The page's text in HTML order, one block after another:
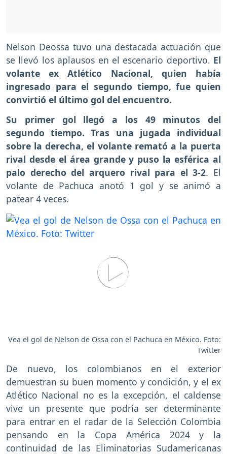
Nelson Deossa tuvo una destacada actuación que
se llevó los aplausos en el escenario deportivo. El
volante ex Atlético Nacional, quien había
ingresado para el segundo tiempo, fue quien
convirtió el último gol del encuentro.
Su primer gol llegó a los 49 minutos del
segundo tiempo. Tras una jugada individual
sobre la derecha, el volante remató a la puerta
rival desde el área grande y puso la esférica al
palo derecho del arquero rival para el 3-2. El
volante de Pachuca anotó 1 gol y se animó a
patear 4 veces.
Vea el gol de Nelson de Ossa con el Pachuca en México. Foto:
Twitter
De nuevo, los colombianos en el exterior
demuestran su buen momento y condición, y el ex
Atlético Nacional no es la excepción, el caldense
vive un presente que podría ser determinante
para entrar en el radar de la Selección Colombia
pensando en la Copa América 2024 y la
continuidad de las Eliminatorias Sudamericanas